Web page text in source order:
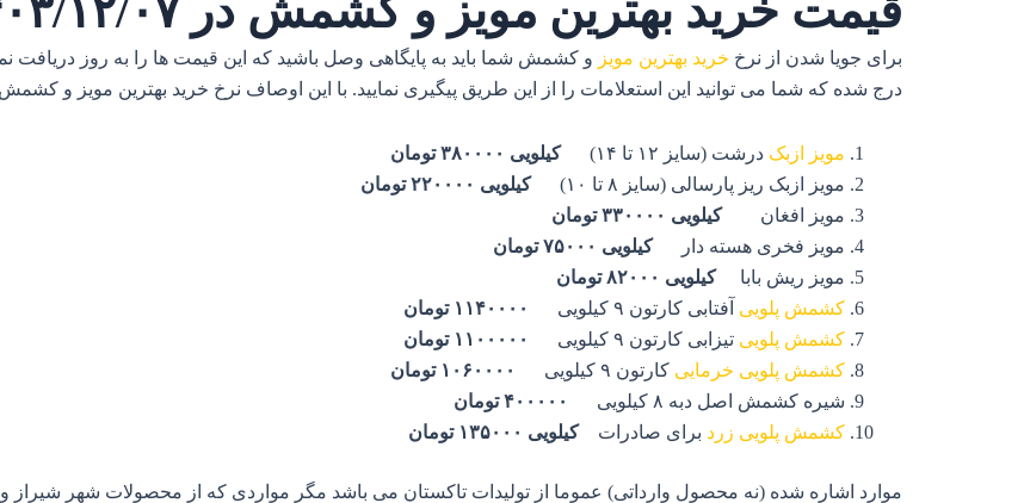
قیمت خرید بهترین مویز و کشمش در ۱۴۰۳/۱۲/۰۷
برای جویا شدن از نرخ خرید بهترین مویز و کشمش شما باید به پایگاهی وصل باشید که این قیمت ها را به روز دریافت
درج شده که شما می توانید این استعلامات را از این طریق پیگیری نمایید. با این اوصاف نرخ خرید بهترین مویز و
مویز ازبک درشت (سایز ۱۲ تا ۱۴)
کیلویی ۳۸۰۰۰۰ تومان
مویز ازبک ریز پارسالی (سایز ۸ تا ۱۰)
کیلویی ۲۲۰۰۰۰ تومان
مویز افغانکیلویی ۳۳۰۰۰۰ تومان
مویز فخری هسته دارکیلویی ۷۵۰۰۰ تومان
مویز ریش باباکیلویی ۸۲۰۰۰ تومان
کشمش پلویی آفتابی کارتون ۹ کیلویی
۱۱۴۰۰۰۰ تومان
کشمش پلویی تیزابی کارتون ۹ کیلویی
۱۱۰۰۰۰۰ تومان
کشمش پلویی خرمایی کارتون ۹ کیلویی
۱۰۶۰۰۰۰ تومان
شیره کشمش اصل دبه ۸ کیلویی
۴۰۰۰۰۰ تومان
کشمش پلویی زرد برای صادراتکیلویی ۱۳۵۰۰۰ تومان
موارد اشاره شده (نه محصول وارداتی) عموما از تولیدات تاکستان می باشد مگر مواردی که از محصولات شهر شیراز و